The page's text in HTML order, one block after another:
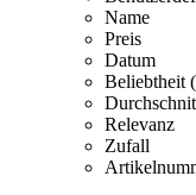
Name
Preis
Datum
Beliebtheit
Relevanz
Zufall